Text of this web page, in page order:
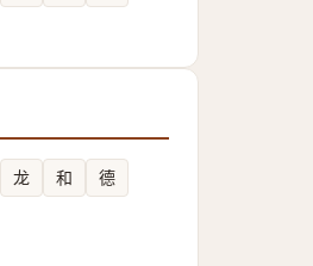
龙 和
德